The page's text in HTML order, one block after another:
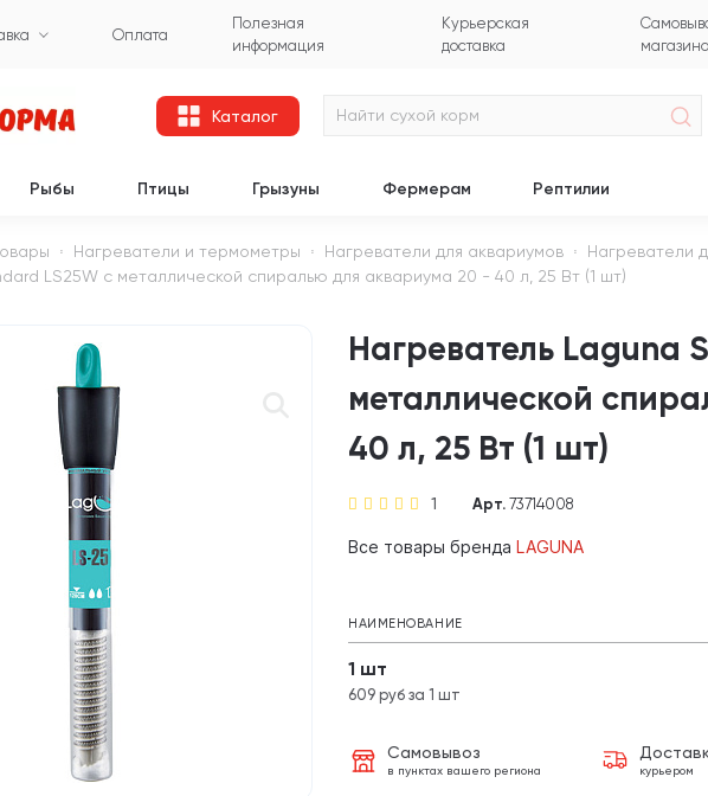
Оплата
Полезная
информация
Курьерская
доставка
магазина
Каталог
Рыбы Птицы Грызуны Фермерам Рептилии
Нагреватели и термометры Нагреватели для аквариумов
Нагреватели
LS25W с металлической спиралью для аквариума 20 - 40 л, 25 Вт (1 шт)
Нагреватель Laguna
металлической
40 л, 25 Вт (1 шт)
1 Арт. 73714008
Все товары бренда LAGUNA
НАИМЕНОВАНИЕ
1 шт
609 руб за 1 шт
Самовывоз
в пунктах вашего региона курьером